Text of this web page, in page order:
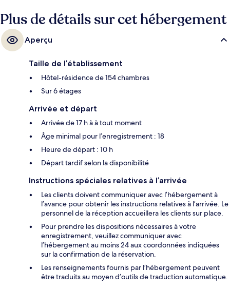
Plus de détails sur cet hébergement
Aperçu
Taille de l’établissement
Hôtel-résidence de 154 chambres
Sur 6 étages
Arrivée et départ
Arrivée de 17 h à à tout moment
Âge minimal pour l’enregistrement : 18
Heure de départ : 10 h
Départ tardif selon la disponibilité
Instructions spéciales relatives à l’arrivée
Les clients doivent communiquer avec l’hébergement à
l’avance pour obtenir les instructions relatives à l’arrivée. Le
personnel de la réception accueillera les clients sur place.
Pour prendre les dispositions nécessaires à votre
enregistrement, veuillez communiquer avec
l’hébergement au moins 24 aux coordonnées indiquées
sur la confirmation de la réservation.
Les renseignements fournis par l’hébergement peuvent
être traduits au moyen d’outils de traduction automatique.